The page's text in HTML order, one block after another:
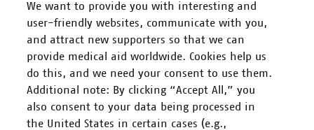
FOLGEN SIE UNS
We want to provide you with interesting and
user-friendly websites, communicate with you,
and attract new supporters so that we can
provide medical aid worldwide. Cookies help us
do this, and we need your consent to use them.
Additional note: By clicking “Accept All,” you
also consent to your data being processed in
the United States in certain cases (e.g.,